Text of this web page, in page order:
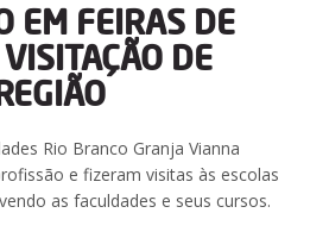
EM FEIRAS DE
DE
Rio Branco Granja Vianna
e fizeram visitas às escolas
as faculdades e seus cursos.